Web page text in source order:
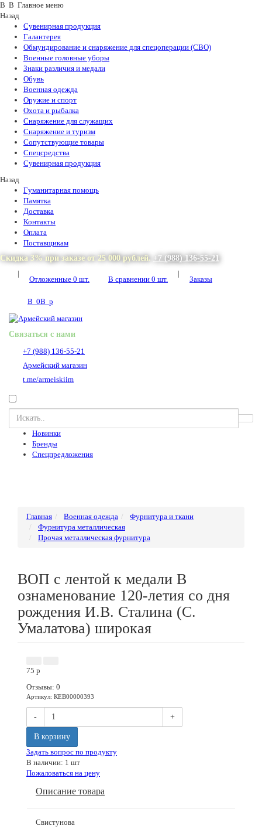
В В Главное меню
Назад
Сувенирная продукция
Галантерея
Обмундирование и снаряжение для спецоперации (СВО)
Военные головные уборы
Знаки различия и медали
Обувь
Военная одежда
Оружие и спорт
Охота и рыбалка
Снаряжение для служащих
Снаряжение и туризм
Сопутствующие товары
Спецсредства
Сувенирная продукция
Назад
Гуманитарная помощь
Памятка
Доставка
Контакты
Оплата
Поставщикам
Скидка 3% при заказе от 25 000 рублей. +7 (988) 136-55-21
|
Отложенные 0 шт. В сравнении 0 шт.
|
Заказы
В 0В p
Связаться с нами
+7 (988) 136-55-21
Армейский магазин
t.me/armeiskiim
Новинки
Бренды
Спецпредложения
Главная Военная одежда
Фурнитура и ткани
Фурнитура металлическая
Прочая металлическая фурнитура
ВОП с лентой к медали В
ознаменование 120-летия со дня
рождения И.В. Сталина (С.
Умалатова) широкая
75 p
Отзывы: 0
Артикул: КЕВ00000393
- +
В корзину
Задать вопрос по продукту
В наличии: 1 шт
Пожаловаться на цену
Описание товара
Свистунова